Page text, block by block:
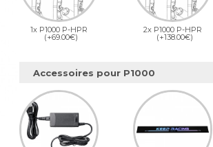
1x P1000 P-HPR
(+69.00€)
2x P1000 P-HPR
(+138.00€)
Accessoires pour P1000